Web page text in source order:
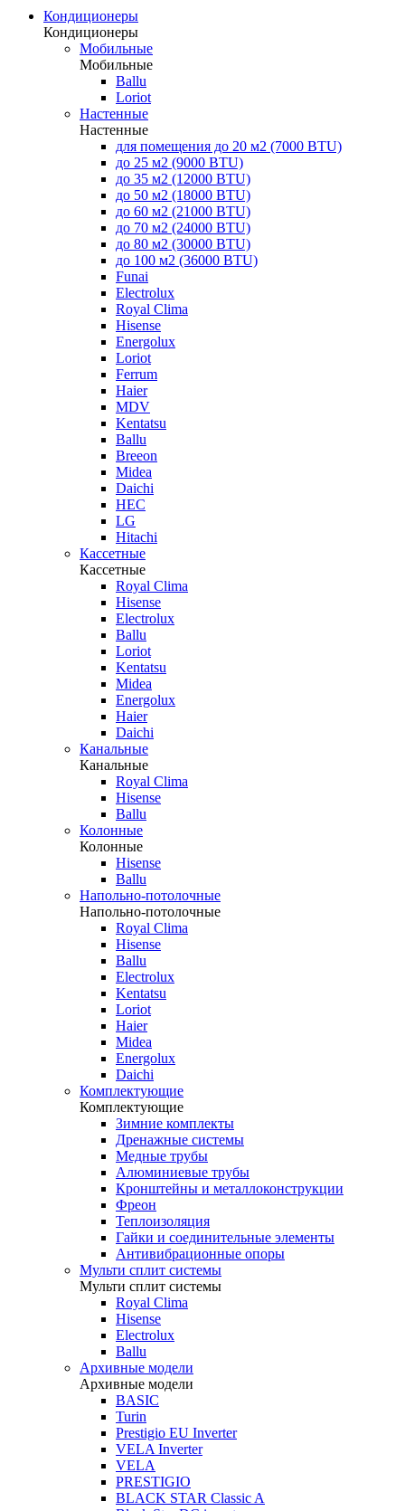
Кондиционеры
Кондиционеры
Мобильные
Мобильные
Ballu
Loriot
Настенные
Настенные
для помещения до 20 м2 (7000 BTU)
до 25 м2 (9000 BTU)
до 35 м2 (12000 BTU)
до 50 м2 (18000 BTU)
до 60 м2 (21000 BTU)
до 70 м2 (24000 BTU)
до 80 м2 (30000 BTU)
до 100 м2 (36000 BTU)
Funai
Electrolux
Royal Clima
Hisense
Energolux
Loriot
Ferrum
Haier
MDV
Kentatsu
Ballu
Breeon
Midea
Daichi
HEC
LG
Hitachi
Кассетные
Кассетные
Royal Clima
Hisense
Electrolux
Ballu
Loriot
Kentatsu
Midea
Energolux
Haier
Daichi
Канальные
Канальные
Royal Clima
Hisense
Ballu
Колонные
Колонные
Hisense
Ballu
Напольно-потолочные
Напольно-потолочные
Royal Clima
Hisense
Ballu
Electrolux
Kentatsu
Loriot
Haier
Midea
Energolux
Daichi
Комплектующие
Комплектующие
Зимние комплекты
Дренажные системы
Медные трубы
Алюминиевые трубы
Кронштейны и металлоконструкции
Фреон
Теплоизоляция
Гайки и соединительные элементы
Антивибрационные опоры
Мульти сплит системы
Мульти сплит системы
Royal Clima
Hisense
Electrolux
Ballu
Архивные модели
Архивные модели
BASIC
Turin
Prestigio EU Inverter
VELA Inverter
VELA
PRESTIGIO
BLACK STAR Classic A